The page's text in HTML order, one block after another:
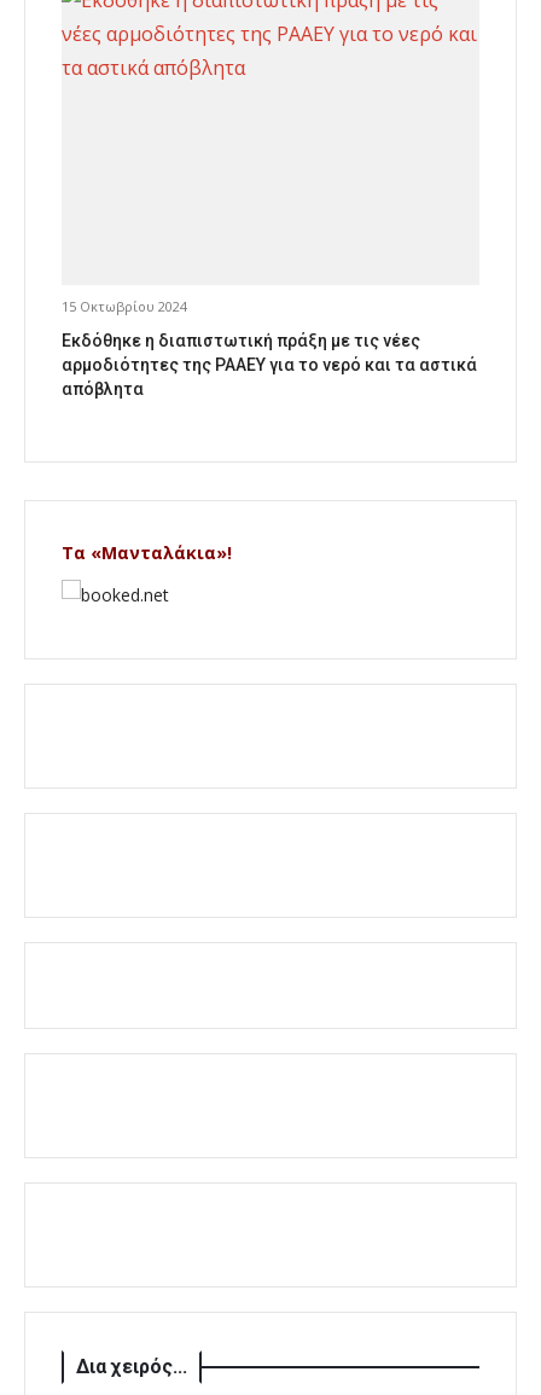
15 Οκτωβρίου 2024
Εκδόθηκε η διαπιστωτική πράξη με τις νέες
αρμοδιότητες της ΡΑΑΕΥ για το νερό και τα αστικά
απόβλητα
Τα «Μανταλάκια»!
Δια χειρός...